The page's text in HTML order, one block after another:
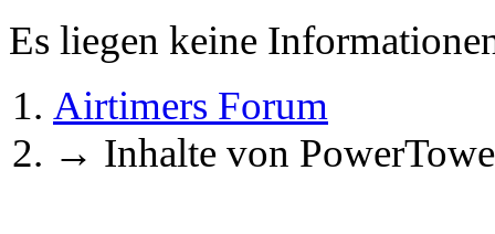
Es liegen keine
Airtimers Forum
→ Inhalte von